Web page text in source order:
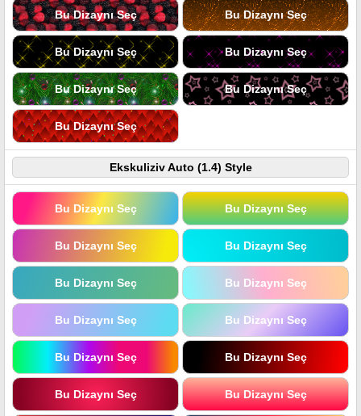
Bu Dizaynı Seç Bu Dizaynı Seç
Bu Dizaynı Seç Bu Dizaynı Seç
Bu Dizaynı Seç Bu Dizaynı Seç
Bu Dizaynı Seç
Ekskuliziv Auto (1.4) Style
Bu Dizaynı Seç Bu Dizaynı Seç
Bu Dizaynı Seç Bu Dizaynı Seç
Bu Dizaynı Seç Bu Dizaynı Seç
Bu Dizaynı Seç Bu Dizaynı Seç
Bu Dizaynı Seç Bu Dizaynı Seç
Bu Dizaynı Seç Bu Dizaynı Seç